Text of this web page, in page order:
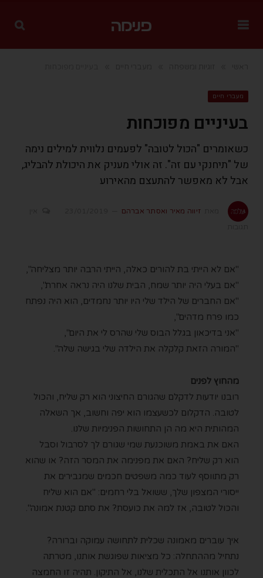
מעברי חיים
בעיניים מפוכחות
כשאומרים "הכול לטובה" לפעמים נלווית למילים נימה
של "תיחנקי עם זה". זה אולי מעניק את היכולת להבליג,
אבל לא מאפשר להתעצם מהאירוע
זיווה מאיר ואסתר אברהם
"אם לא הייתי בת להורים כאלה, הייתי הרבה יותר מצליחה",
"אם בעלי היה יותר שמח, הבית שלנו היה נראה אחרת",
"אם החברים של הילד שלי היו יותר נחמדים, הוא היה נפתח
כמו פרח מדהים",
"אני בדיכאון בגלל הבוס שלי שהרס לי את היום",
"המורה הזאת קלקלה את הילדה שלי בגישה שלה".
מהחוץ לפנים
רובנו יודעות לדקלם שהגורם החיצוני הוא רק שליח, והכול
לטובה. הדקלום לכשעצמו הוא יפה וחשוב, אך השאלה
המהותית היא מה הן התחושות הפנימיות שלנו.
האם את באמת משוכנעת שמי שגורם לך לסרבול וסבל
הוא רק שליח? האם את מפנימה את המסר הזה? או שהוא
רק מתווסף לעוד כמה משפטים חכמים שמגבירים את
ייסורי המצפון שלך, ששואל בלי רחמים: "אם הוא שליח
והכול לטובה, אז למה את כועסת? את סתם קטנת אמונה".
איך עוברים מאמונה שכלית לתחושה עמוקה וברורה?
נתחיל מההתחלה: כל מציאות שפוגשת אותנו, מטרתה
לכוון אותנו אל התכלית שלנו, אל התיקון. תהיה זו החמצה